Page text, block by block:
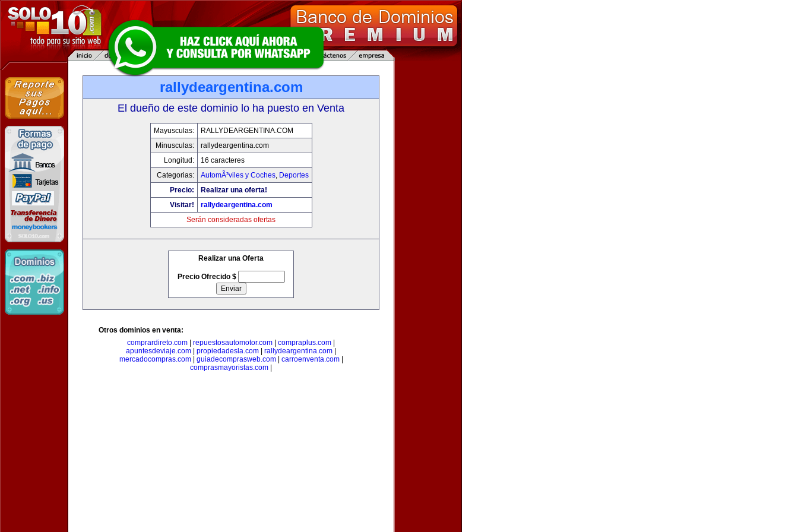
rallydeargentina.com
El dueño de este dominio lo ha puesto en Venta
Mayusculas:
RALLYDEARGENTINA.COM
Minusculas:
rallydeargentina.com
Longitud:
16 caracteres
Categorias:
AutomÃ³viles y Coches, Deportes
Precio:
Realizar una oferta!
Visitar!
rallydeargentina.com
Serán consideradas ofertas
Realizar una Oferta
Precio Ofrecido $
Otros dominios en venta:
comprardireto.com
repuestosautomotor.com compraplus.com
apuntesdeviaje.com
propiedadesla.com rallydeargentina.com
mercadocompras.com| guiadecomprasweb.com| carroenventa.com|
comprasmayoristas.com